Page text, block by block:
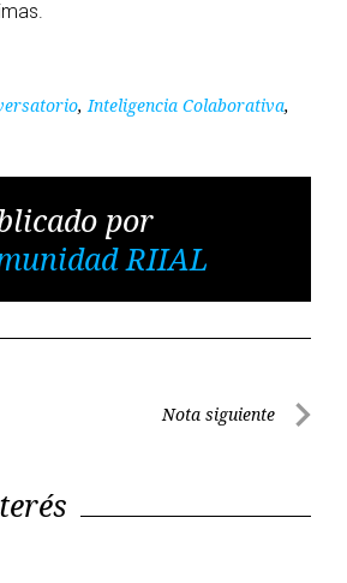
, Inteligencia Colaborativa,
por
RIIAL
Nota siguiente